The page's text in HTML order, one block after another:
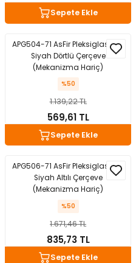
Mat Siyah
Onyx
Parlak Beyaz
Parlak Gümüş
Parlak Siyah
Şampanya
Sepete Ekle
APG504-71 AsFir Pleksiglas Mat
Siyah Dörtlü Çerçeve
(Mekanizma Hariç)
%50
1.139,22 TL
569,61 TL
Sepete Ekle
APG506-71 AsFir Pleksiglas Mat
Siyah Altılı Çerçeve
(Mekanizma Hariç)
%50
1.671,46 TL
835,73 TL
Sepete Ekle